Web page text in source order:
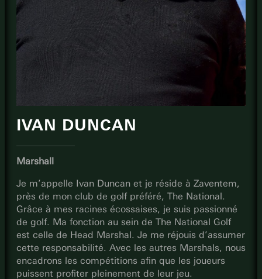
IVAN DUNCAN
Marshall
Je m’appelle Ivan Duncan et je réside à Zaventem,
près de mon club de golf préféré, The National.
Grâce à mes racines écossaises, je suis passionné
de golf. Ma fonction au sein de The National Golf
est celle de Head Marshal. Je me réjouis d’assumer
cette responsabilité. Avec les autres Marshals, nous
encadrons les compétitions afin que les joueurs
puissent profiter pleinement de leur jeu.